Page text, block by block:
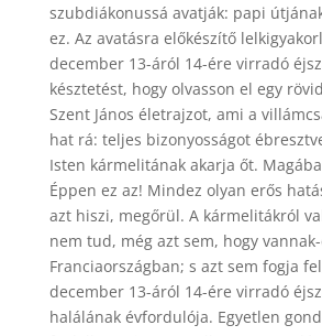
szubdiákonussá avatják: papi
ez. Az avatásra előkészítő
december 13-áról 14-ére virradó
késztetést, hogy olvasson el egy
Szent János életrajzot, ami a
hat rá: teljes bizonyosságot
Isten kármelitának akarja őt.
Éppen ez az! Mindez olyan erős
azt hiszi, megőrül. A kármelitákról
nem tud, még azt sem, hogy
Franciaországban; s azt sem fogja
december 13-áról 14-ére virradó
halálának évfordulója. Egyetlen